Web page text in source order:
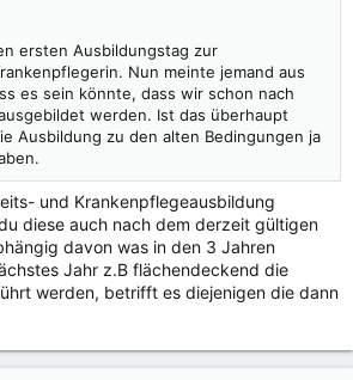
ersten Ausbildungstag zur
Nun meinte jemand aus
es sein könnte, dass wir schon nach
werden. Ist das überhaupt
Ausbildung zu den alten Bedingungen ja
und Krankenpflegeausbildung
diese auch nach dem derzeit gültigen
davon was in den 3 Jahren
Jahr z.B flächendeckend die
werden, betrifft es diejenigen die dann